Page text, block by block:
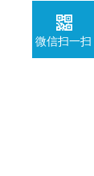
微信扫一扫